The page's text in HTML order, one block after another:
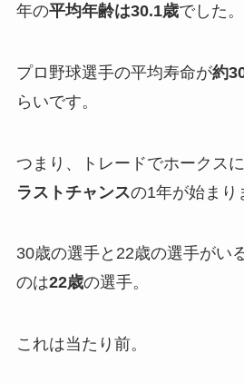
年の平均年齢は30.1歳でした。
プロ野球選手の平均寿命が約
らいです。
つまり、トレードでホークス
ラストチャンスの1年が始まり
30歳の選手と22歳の選手がい
のは22歳の選手。
これは当たり前。